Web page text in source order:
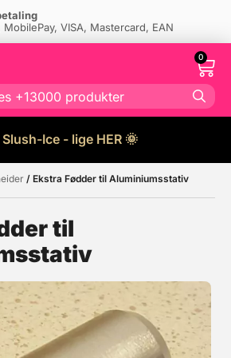
MobilePay, VISA, Mastercard, EAN
0
Ice - lige HER 🌞
af disse
☓
/ Ekstra Fødder til Aluminiumsstativ
til